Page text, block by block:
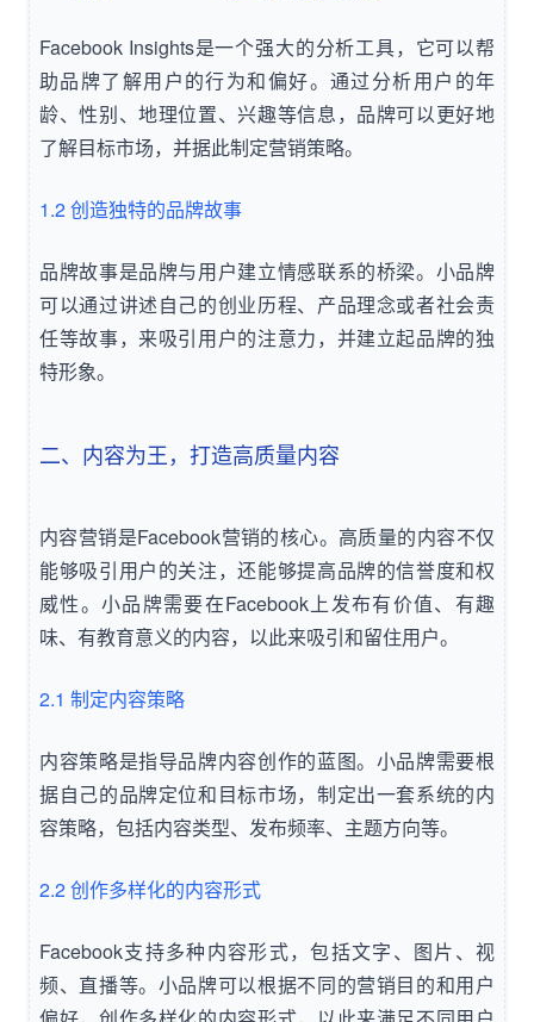
Facebook Insights是一个强大的分析工具，它可以帮
助品牌了解用户的行为和偏好。通过分析用户的年
龄、性别、地理位置、兴趣等信息，品牌可以更好地
了解目标市场，并据此制定营销策略。
1.2 创造独特的品牌故事
品牌故事是品牌与用户建立情感联系的桥梁。小品牌
可以通过讲述自己的创业历程、产品理念或者社会责
任等故事，来吸引用户的注意力，并建立起品牌的独
特形象。
二、内容为王，打造高质量内容
内容营销是Facebook营销的核心。高质量的内容不仅
能够吸引用户的关注，还能够提高品牌的信誉度和权
威性。小品牌需要在Facebook上发布有价值、有趣
味、有教育意义的内容，以此来吸引和留住用户。
2.1 制定内容策略
内容策略是指导品牌内容创作的蓝图。小品牌需要根
据自己的品牌定位和目标市场，制定出一套系统的内
容策略，包括内容类型、发布频率、主题方向等。
2.2 创作多样化的内容形式
Facebook支持多种内容形式，包括文字、图片、视
频、直播等。小品牌可以根据不同的营销目的和用户